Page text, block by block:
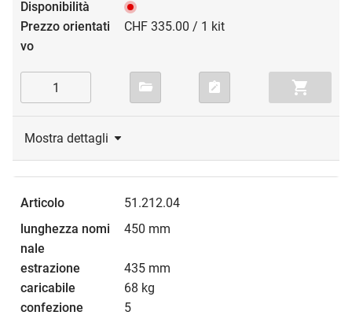
CHF 335.00 / 1 kit
Mostra dettagli
51.212.04
450 mm
435 mm
68 kg
5